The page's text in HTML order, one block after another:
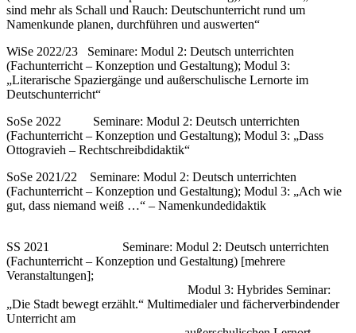
sind mehr als Schall und Rauch: Deutschunterricht rund um
Namenkunde planen, durchführen und auswerten“
WiSe 2022/23 Seminare: Modul 2: Deutsch unterrichten
(Fachunterricht – Konzeption und Gestaltung); Modul 3:
„Literarische Spaziergänge und außerschulische Lernorte im
Deutschunterricht“
SoSe 2022 Seminare: Modul 2: Deutsch unterrichten
(Fachunterricht – Konzeption und Gestaltung); Modul 3: „Dass
Ottogravieh – Rechtschreibdidaktik“
SoSe 2021/22 Seminare: Modul 2: Deutsch unterrichten
(Fachunterricht – Konzeption und Gestaltung); Modul 3: „Ach wie
gut, dass niemand weiß …“ – Namenkundedidaktik
SS 2021 Seminare: Modul 2: Deutsch unterrichten
(Fachunterricht – Konzeption und Gestaltung) [mehrere
Veranstaltungen];
Modul 3: Hybrides Seminar:
„Die Stadt bewegt erzählt.“ Multimedialer und fächerverbindender
Unterricht am